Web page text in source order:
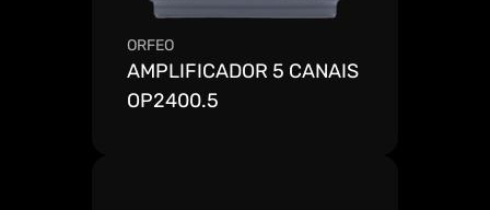
ORFEO
AMPLIFICADOR 5 CANAIS
OP2400.5